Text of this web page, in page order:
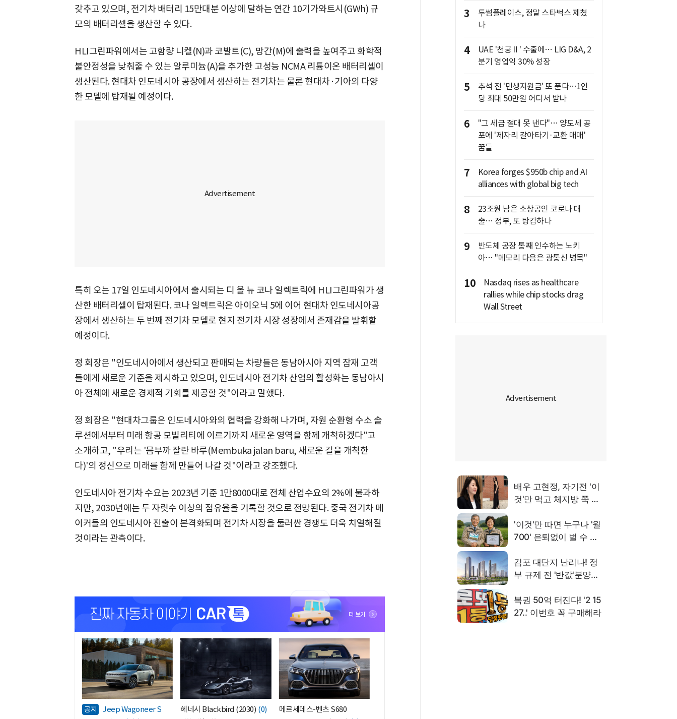
갖추고 있으며, 전기차 배터리 15만대분 이상에 달하는 연간 10기가와트시(GWh) 규
모의 배터리셀을 생산할 수 있다.
HLI그린파워에서는 고함량 니켈(N)과 코발트(C), 망간(M)에 출력을 높여주고 화학적
불안정성을 낮춰줄 수 있는 알루미늄(A)을 추가한 고성능 NCMA 리튬이온 배터리셀이
생산된다. 현대차 인도네시아 공장에서 생산하는 전기차는 물론 현대차·기아의 다양
한 모델에 탑재될 예정이다.
특히 오는 17일 인도네시아에서 출시되는 디 올 뉴 코나 일렉트릭에 HLI그린파워가 생
산한 배터리셀이 탑재된다. 코나 일렉트릭은 아이오닉 5에 이어 현대차 인도네시아공
장에서 생산하는 두 번째 전기차 모델로 현지 전기차 시장 성장에서 존재감을 발휘할
예정이다.
정 회장은 "인도네시아에서 생산되고 판매되는 차량들은 동남아시아 지역 잠재 고객
들에게 새로운 기준을 제시하고 있으며, 인도네시아 전기차 산업의 활성화는 동남아시
아 전체에 새로운 경제적 기회를 제공할 것"이라고 말했다.
정 회장은 "현대차그룹은 인도네시아와의 협력을 강화해 나가며, 자원 순환형 수소 솔
루션에서부터 미래 항공 모빌리티에 이르기까지 새로운 영역을 함께 개척하겠다"고
소개하고, "우리는 '믐부까 잘란 바루(Membuka jalan baru, 새로운 길을 개척한
다)'의 정신으로 미래를 함께 만들어 나갈 것"이라고 강조했다.
인도네시아 전기차 수요는 2023년 기준 1만8000대로 전체 산업수요의 2%에 불과하
지만, 2030년에는 두 자릿수 이상의 점유율을 기록할 것으로 전망된다. 중국 전기차 메
이커들의 인도네시아 진출이 본격화되며 전기차 시장을 둘러싼 경쟁도 더욱 치열해질
것이라는 관측이다.
더 보기
공지
Jeep Wagoneer S
헤네시 Blackbird (2030) (0)
메르세데스-벤츠 S680
3
투썸플레이스, 정말 스타벅스 제쳤
나
4
UAE '천궁Ⅱ' 수출에… LIG D&A, 2
분기 영업익 30% 성장
5
추석 전 '민생지원금' 또 푼다…1인
당 최대 50만원 어디서 받나
6
"그 세금 절대 못 낸다"… 양도세 공
포에 '제자리 갈아타기·교환 매매'
꿈틀
7
Korea forges $950b chip and AI
alliances with global big tech
8
23조원 남은 소상공인 코로나 대
출… 정부, 또 탕감하나
9
반도체 공장 통째 인수하는 노키
아… "메모리 다음은 광통신 병목"
10
Nasdaq rises as healthcare
rallies while chip stocks drag
Wall Street